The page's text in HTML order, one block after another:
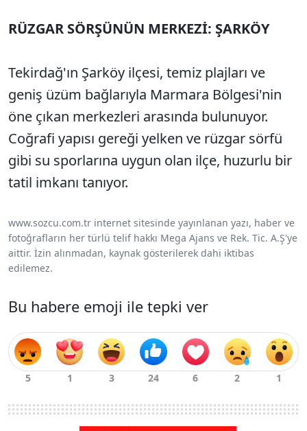
RÜZGAR SÖRŞÜNÜN MERKEZİ: ŞARKÖY
Tekirdağ'ın Şarköy ilçesi, temiz plajları ve
geniş üzüm bağlarıyla Marmara Bölgesi'nin
öne çıkan merkezleri arasında bulunuyor.
Coğrafi yapısı gereği yelken ve rüzgar sörfü
gibi su sporlarına uygun olan ilçe, huzurlu bir
tatil imkanı tanıyor.
www.sozcu.com.tr internet sitesinde yayınlanan yazı, haber ve
fotoğrafların her türlü telif hakkı Mega Ajans ve Rek. Tic. A.Ş'ye
aittir. İzin alınmadan, kaynak gösterilerek dahi iktibas
edilemez.
Bu habere emoji ile tepki ver